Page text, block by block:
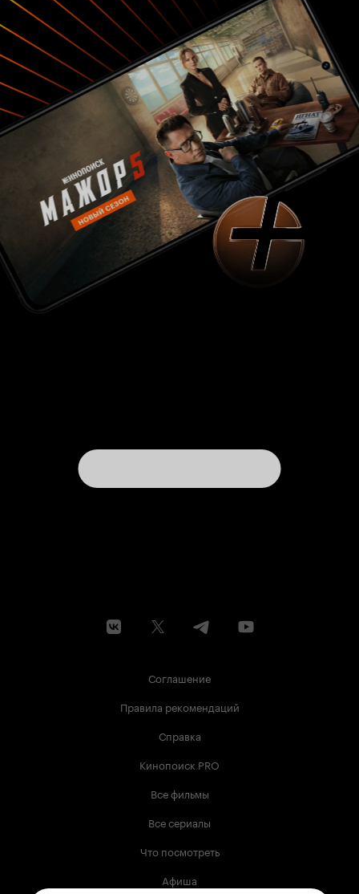
Соглашение
Правила рекомендаций
Справка
Кинопоиск PRO
Все фильмы
Все сериалы
Что посмотреть
Афиша